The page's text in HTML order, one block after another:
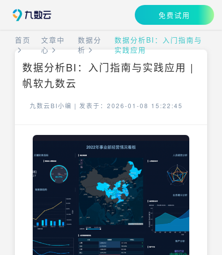
免费试用
首页
文章中
心
数据分
析
数据分析BI：入门指南与
实践应用
数据分析BI：入门指南与实践应用 |
帆软九数云
九数云BI小编 | 发表于：2026-01-08 15:22:45